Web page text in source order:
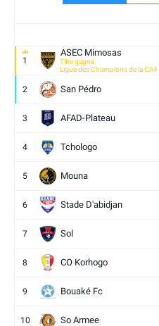
1
ASEC Mimosas
Titre gagné
Ligue des Champions de la CAF
2 San Pédro
3 AFAD-Plateau
4 Tchologo
5 Mouna
6 Stade D'abidjan
7 Sol
8 CO Korhogo
9 Bouaké Fc
10 So Armee